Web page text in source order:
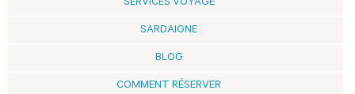
SERVICES VOYAGE
SARDAIGNE
BLOG
COMMENT RÉSERVER